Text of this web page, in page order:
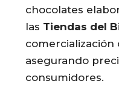
chocolates
las Tiendas del
asegurando
consumidores.